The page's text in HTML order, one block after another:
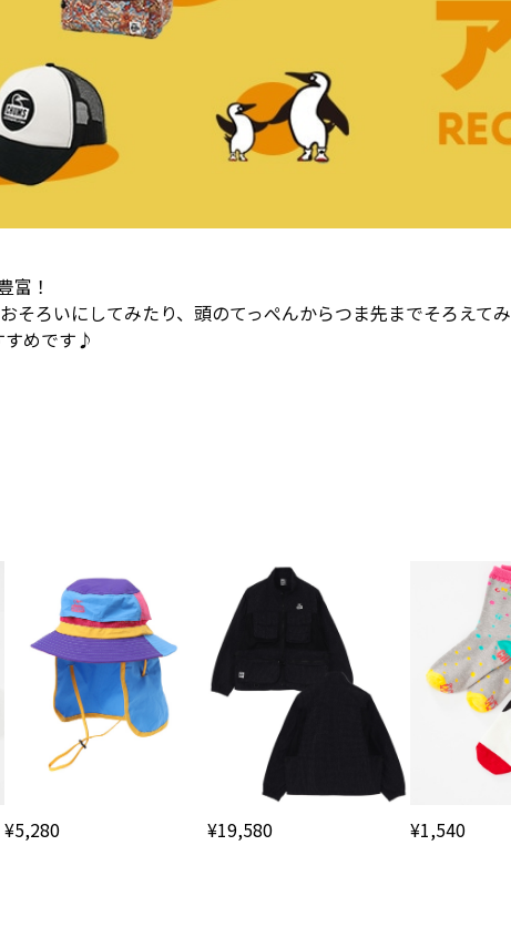
富！
そろいにしてみたり、頭のてっぺんからつま先までそろえて
すめです♪
¥5,280 ¥19,580 ¥1,540